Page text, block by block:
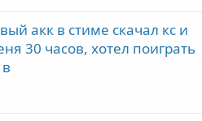
акк в стиме скачал кс и
30 часов, хотел поиграть